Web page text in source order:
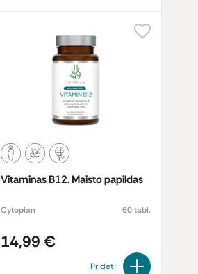
Vitaminas B12. Maisto papildas
Cytoplan 60 tabl.
14,99 €
Pridėti